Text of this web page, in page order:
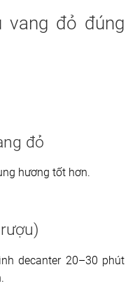
vang đỏ đúng
đỏ
hương tốt hơn.
decanter 20–30 phút